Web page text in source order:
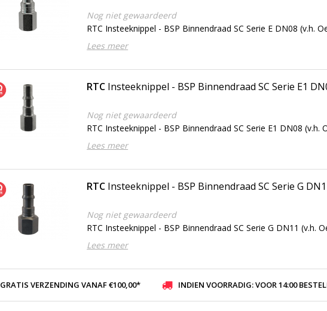
Nog niet gewaardeerd
RTC Insteeknippel - BSP Binnendraad SC Serie E DN08 (v.h.
Lees meer
RTC Insteeknippel - BSP Binnendraad SC Serie E1
Nog niet gewaardeerd
RTC Insteeknippel - BSP Binnendraad SC Serie E1 DN08 (v.h.
Lees meer
RTC Insteeknippel - BSP Binnendraad SC Serie G
Nog niet gewaardeerd
RTC Insteeknippel - BSP Binnendraad SC Serie G DN11 (v.h.
Lees meer
GRATIS VERZENDING VANAF €100,00* INDIEN VOORRADIG: VOOR 14:00 BESTELD, ZELFDE DAG